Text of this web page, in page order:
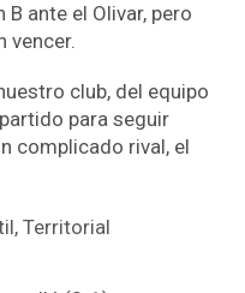
ante el Olivar, pero
vencer.
club, del equipo
para seguir
complicado rival, el
,Territorial